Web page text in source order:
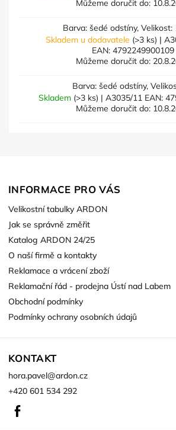
Můžeme doručit do:
Barva: šedé odstíny, Velikost:
Skladem u dodavatele (>3 ks) |
EAN: 4792249900109
Můžeme doručit do:
Barva: šedé odstíny,
Skladem (>3 ks) | A3035/11 EAN:
Můžeme doručit do:
INFORMACE PRO VÁS
Velikostní tabulky ARDON
Jak se správně změřit
Katalog ARDON 24/25
O naší firmě a kontakty
Reklamace a vrácení zboží
Reklamační řád - prodejna Ústí nad Labem
Obchodní podmínky
Podmínky ochrany osobních údajů
KONTAKT
hora.pavel@ardon.cz
+420 601 534 292